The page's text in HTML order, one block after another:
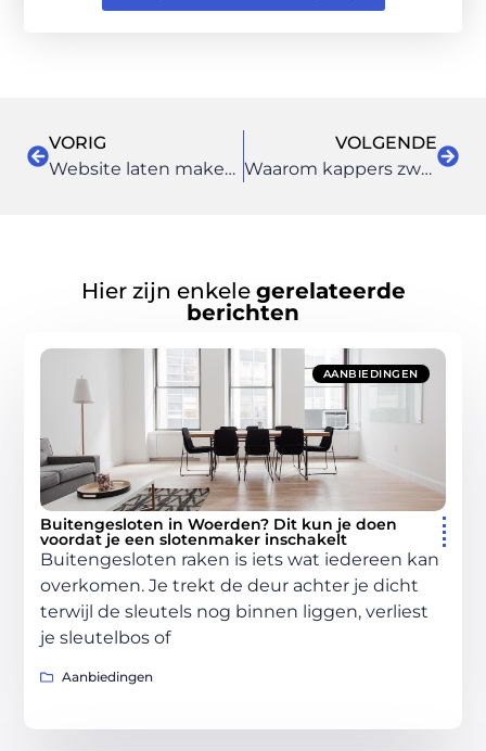
VORIG
Website laten maken in Heerenveen: lokaal, professioneel en doelgericht
VOLGENDE
Waarom kappers zweren bij deze shampoo
Hier zijn enkele gerelateerde
berichten
AANBIEDINGEN
Buitengesloten in Woerden? Dit kun je doen
voordat je een slotenmaker inschakelt
Buitengesloten raken is iets wat iedereen kan
overkomen. Je trekt de deur achter je dicht
terwijl de sleutels nog binnen liggen, verliest
je sleutelbos of
Aanbiedingen